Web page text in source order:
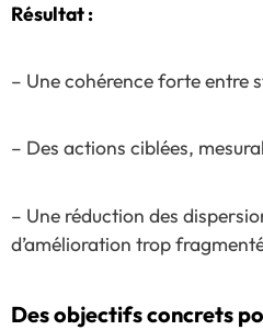
Résultat :
– Une cohérence forte entre
– Des actions ciblées,
– Une réduction des
d’amélioration trop
Des objectifs concrets